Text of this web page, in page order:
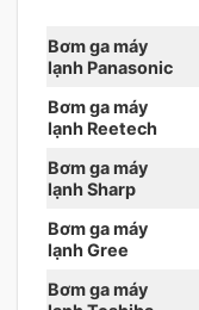
Bơm ga máy
lạnh Panasonic
Bơm ga máy
lạnh Reetech
Bơm ga máy
lạnh Sharp
Bơm ga máy
lạnh Gree
Bơm ga máy